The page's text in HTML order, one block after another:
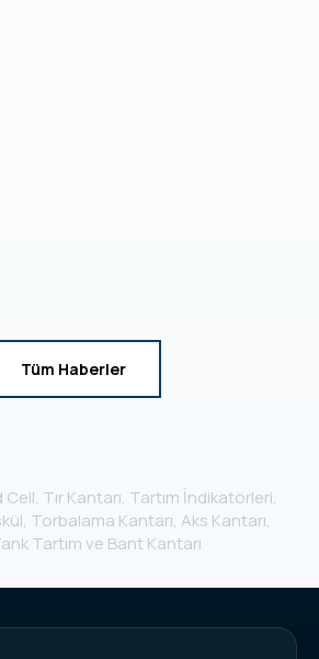
Tüm Haberler
Tır Kantarı, Tartım İndikatörleri,
Torbalama Kantarı, Aks Kantarı,
Tartım ve Bant Kantarı